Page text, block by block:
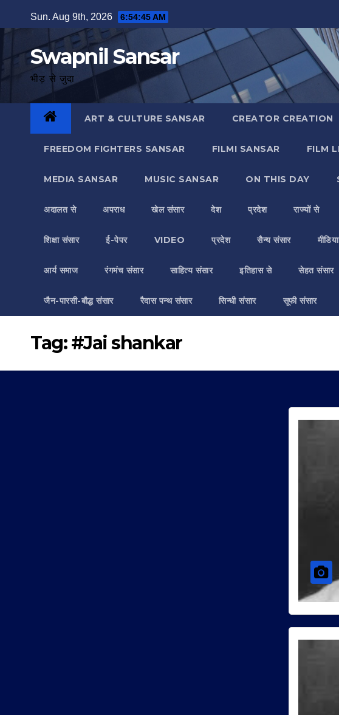
to
Sun. Aug 9th, 2026 6:54:45 AM
Swapnil Sansar
भीड़ से जुदा
ART & CULTURE SANSAR CREATOR CREATION
FREEDOM FIGHTERS SANSAR FILMI SANSAR FILM
MEDIA SANSAR MUSIC SANSAR ON THIS DAY
अदालत से अपराध खेल संसार देश प्रदेश राज्यों से
शिक्षा संसार ई-पेपर VIDEO प्रदेश सैन्य संसार
आर्य समाज रंगमंच संसार साहित्य संसार इतिहास से सेहत संसार
जैन-पारसी-बौद्ध संसार रैदास पन्थ संसार सिन्धी संसार सूफी संसार
Tag:#Jai shankar